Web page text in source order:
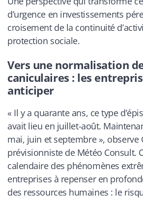
d’urgence en investissements
croisement de la continuité
protection sociale.
Vers une normalisation
caniculaires : les
anticiper
« Il y a quarante ans, ce type
avait lieu en juillet-août.
mai, juin et septembre », observe
prévisionniste de Météo Consult.
calendaire des phénomènes
entreprises à repenser en
des ressources humaines : le